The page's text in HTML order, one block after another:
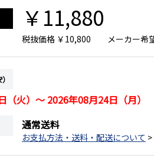
￥11,880
税抜価格 ￥10,800 メーカー希
（火）～ 2026年08月24日（月）
通常送料
お支払方法・送料・配送について >